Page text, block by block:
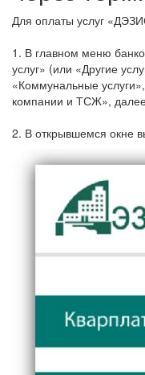
Для оплаты услуг «
1. В главном меню
услуг» (или «Другие
«Коммунальные услуги»,
компании и ТСЖ»,
2. В открывшемся окне